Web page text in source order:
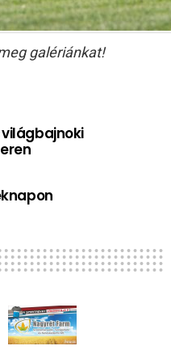
galériánkat!